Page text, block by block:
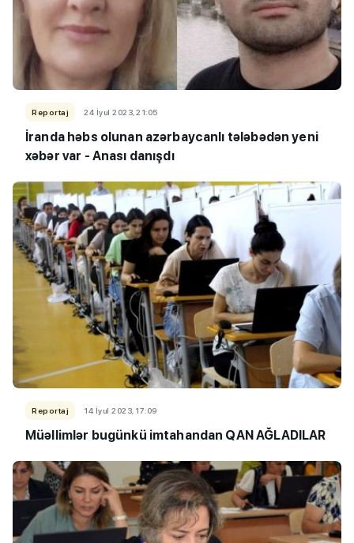
Reportaj 24 İyul 2023, 21:05
İranda həbs olunan azərbaycanlı tələbədən yeni
xəbər var - Anası danışdı
Reportaj 14 İyul 2023, 17:09
Müəllimlər bugünkü imtahandan QAN AĞLADILAR